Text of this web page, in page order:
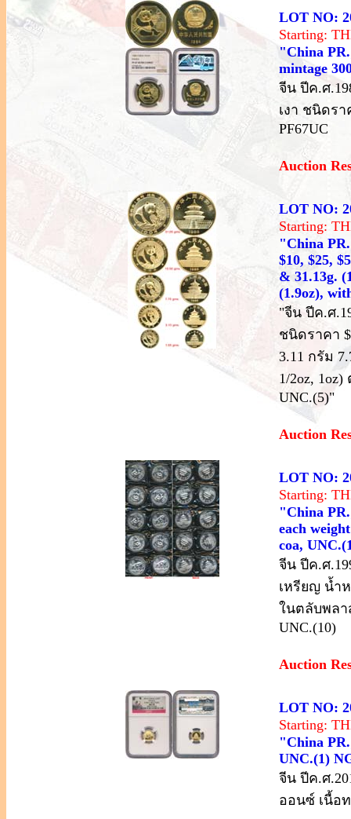
LOT NO:
Starting:
"China
mintage
จีน ปีค.ศ
เงา ชนิดรา
PF67UC
Auction
LOT NO:
Starting:
"China
$10, $25,
& 31.13g.
(1.9oz),
"จีน ปีค.ศ
ชนิดราคา
3.11 กรัม
1/2oz,
UNC.(5)"
Auction
LOT NO:
Starting:
"China
each
coa,
จีน ปีค.ศ
เหรียญ น้ำ
ในตลับพล
UNC.(10)
Auction
LOT NO:
Starting:
"China
UNC.(1)
จีน ปีค.ศ
ออนซ์ เนื้อท